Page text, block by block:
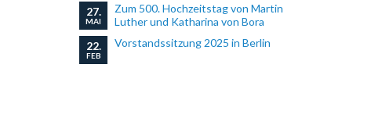
27.
MAI
Zum 500. Hochzeitstag von Martin
Luther und Katharina von Bora
22.
FEB
Vorstandssitzung 2025 in Berlin